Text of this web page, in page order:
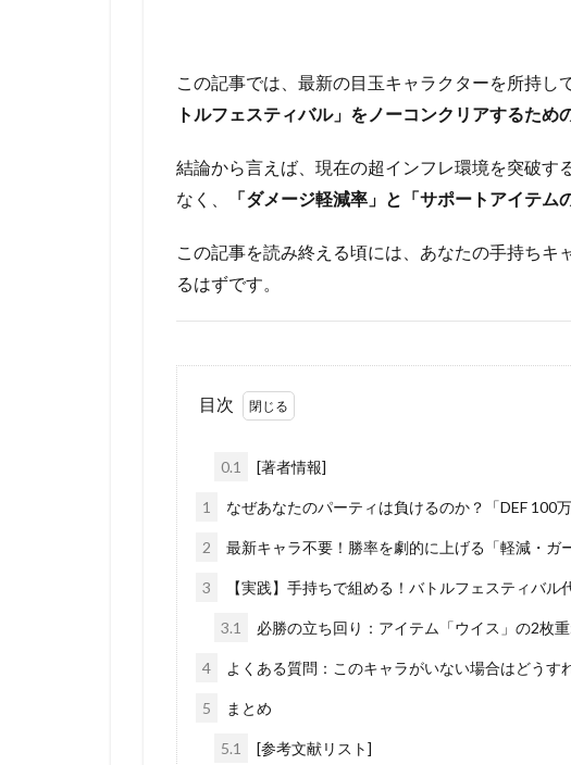
この記事では、最新の目玉キャラクターを所持し
トルフェスティバル」をノーコンクリアするため
結論から言えば、現在の超インフレ環境を突破す
なく、
「ダメージ軽減率」と「サポートアイテム
この記事を読み終える頃には、あなたの手持ちキ
るはずです。
目次
0.1 [著者情報]
1 なぜあなたのパーティは負けるのか？「DEF 100
2 最新キャラ不要！勝率を劇的に上げる「軽減・ガ
3 【実践】手持ちで組める！バトルフェスティバル
3.1 必勝の立ち回り：アイテム「ウイス」の2枚
4 よくある質問：このキャラがいない場合はどうす
5 まとめ
5.1 [参考文献リスト]